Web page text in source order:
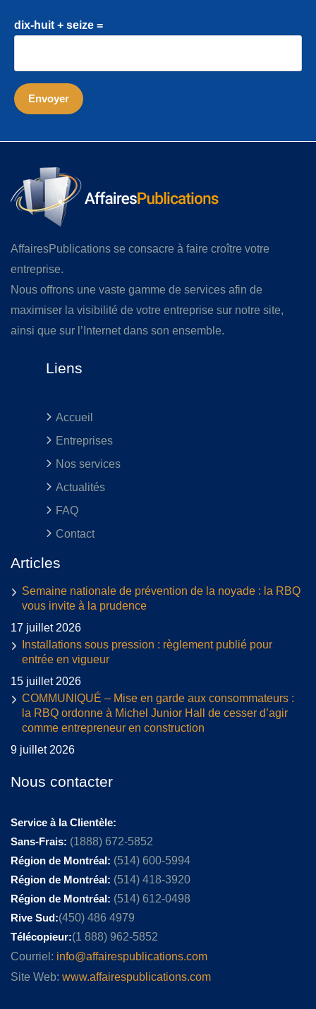
dix-huit + seize =
AffairesPublications se consacre à faire croître votre
entreprise.
Nous offrons une vaste gamme de services afin de
maximiser la visibilité de votre entreprise sur notre site,
ainsi que sur l’Internet dans son ensemble.
Liens
Accueil
Entreprises
Nos services
Actualités
FAQ
Contact
Articles
Semaine nationale de prévention de la noyade : la RBQ
vous invite à la prudence
17 juillet 2026
Installations sous pression : règlement publié pour
entrée en vigueur
15 juillet 2026
COMMUNIQUÉ – Mise en garde aux consommateurs :
la RBQ ordonne à Michel Junior Hall de cesser d’agir
comme entrepreneur en construction
9 juillet 2026
Nous contacter
Service à la Clientèle:
Sans-Frais: (1888) 672-5852
Région de Montréal: (514) 600-5994
Région de Montréal: (514) 418-3920
Région de Montréal: (514) 612-0498
Rive Sud:(450) 486 4979
Télécopieur:(1 888) 962-5852
Courriel: info@affairespublications.com
Site Web: www.affairespublications.com